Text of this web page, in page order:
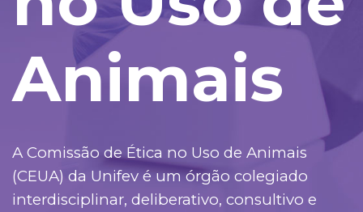
Animais
A Comissão de Ética no Uso de Animais
(CEUA) da Unifev é um órgão colegiado
interdisciplinar, deliberativo, consultivo e